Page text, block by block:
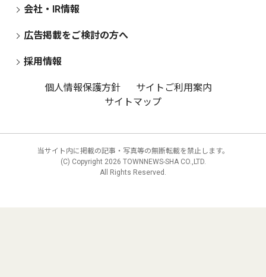
会社・IR情報
広告掲載をご検討の方へ
採用情報
個人情報保護方針
サイトご利用案内
サイトマップ
当サイト内に掲載の記事・写真等の無断転載を禁止します。
(C) Copyright 2026 TOWNNEWS-SHA CO.,LTD.
All Rights Reserved.